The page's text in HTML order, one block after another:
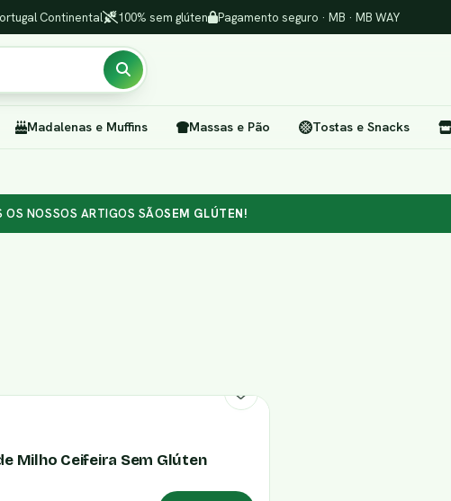
Continental 100% sem glúten Pagamento seguro · MB · MB WAY
Madalenas e Muffins Massas e Pão Tostas e Snacks
OS NOSSOS ARTIGOS SÃOSEM GLÚTEN!
Milho Ceifeira Sem Glúten